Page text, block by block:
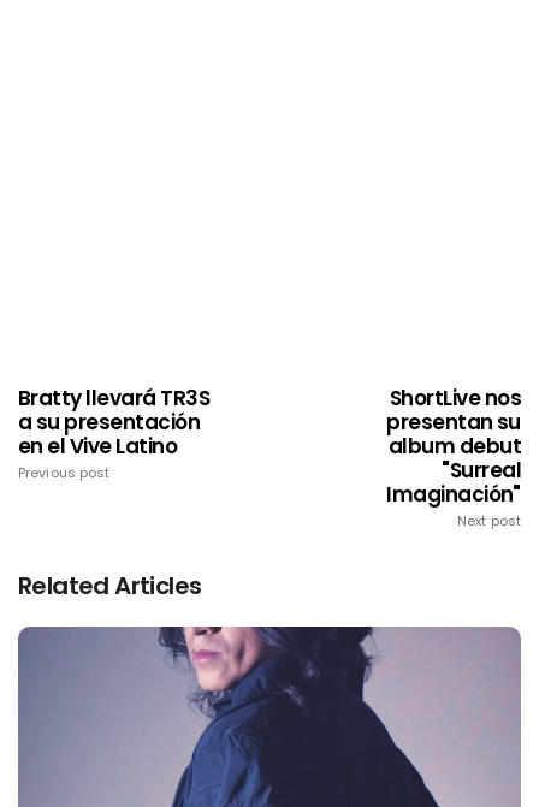
Bratty llevará TR3S
a su presentación
en el Vive Latino
Previous post
ShortLive nos
presentan su
album debut
"Surreal
Imaginación"
Next post
Related Articles